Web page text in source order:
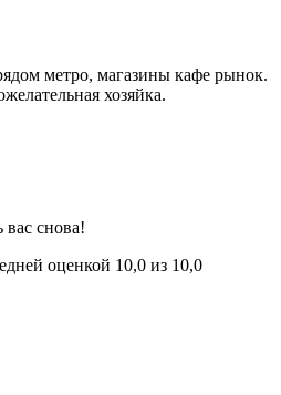
метро, магазины кафе рынок.
хозяйка.
снова!
оценкой 10,0 из 10,0